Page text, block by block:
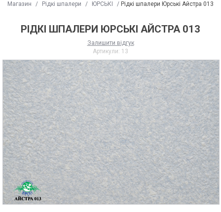
Магазин / Рідкі шпалери / ЮРСЬКІ / Рідкі шпалери Юрські Айстра 013
РІДКІ ШПАЛЕРИ ЮРСЬКІ АЙСТРА 013
Залишити відгук
Артикули: 13